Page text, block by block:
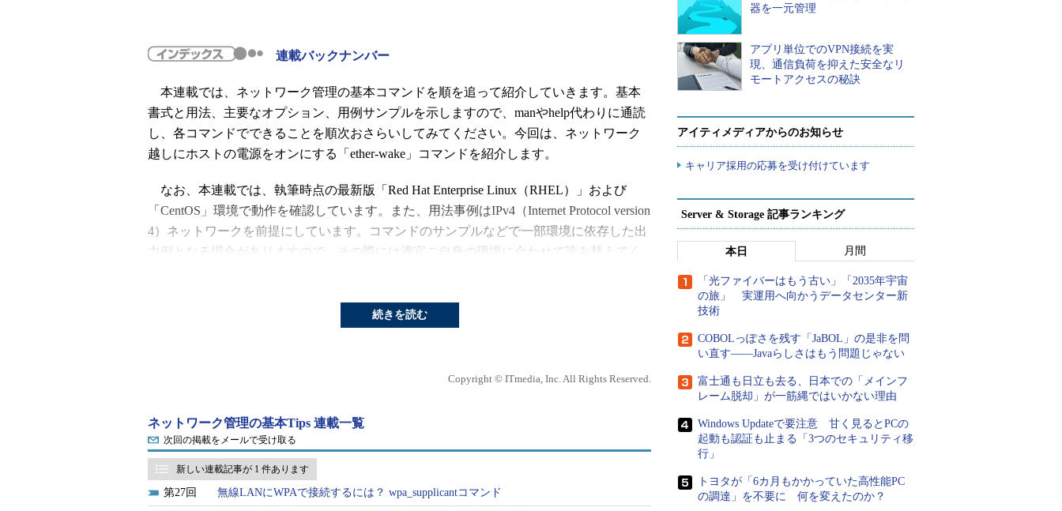
連載バックナンバー
本連載では、ネットワーク管理の基本コマンドを順を追って紹介していきます。基本
書式と用法、主要なオプション、用例サンプルを示しますので、manやhelp代わりに通読
し、各コマンドでできることを順次おさらいしてみてください。今回は、ネットワーク
越しにホストの電源をオンにする「ether-wake」コマンドを紹介します。
なお、本連載では、執筆時点の最新版「Red Hat Enterprise Linux（RHEL）」および
「CentOS」環境で動作を確認しています。また、用法事例はIPv4（Internet Protocol version
4）ネットワークを前提にしています。コマンドのサンプルなどで一部環境に依存した出
力例となる場合がありますので、その際には適宜ご自身の環境に合わせて読み替えてく
※[ ]は省略可能な引数を示しています。
目次
ether-wakeコマンドの概要|書式|
目的別サンプル
リモートからホストの電源を入れるには？
続きを読む
Copyright © ITmedia, Inc. All Rights Reserved.
ネットワーク管理の基本Tips 連載一覧
次回の掲載をメールで受け取る
新しい連載記事が 1 件あります
27 無線LANにWPAで接続するには？ wpa_supplicantコマンド
器を一元管理
アプリ単位でのVPN接続を実
現、通信負荷を抑えた安全なリ
モートアクセスの秘訣
アイティメディアからのお知らせ
キャリア採用の応募を受け付けています
Server & Storage 記事ランキング
本日 月間
「光ファイバーはもう古い」「2035年宇宙
の旅」 実運用へ向かうデータセンター新
技術
COBOLっぽさを残す「JaBOL」の是非を問
い直す――Javaらしさはもう問題じゃない
富士通も日立も去る、日本での「メインフ
レーム脱却」が一筋縄ではいかない理由
Windows Updateで要注意 甘く見るとPCの
起動も認証も止まる「3つのセキュリティ移
行」
トヨタが「6カ月もかかっていた高性能PC
の調達」を不要に 何を変えたのか？